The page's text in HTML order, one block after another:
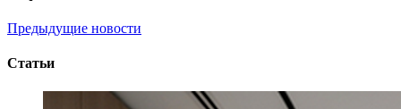
Предыдущие новости
Статьи